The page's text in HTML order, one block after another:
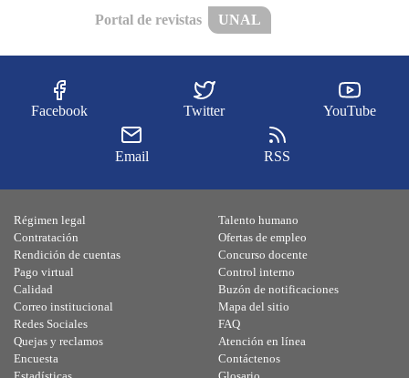
Portal de revistas UNAL
Facebook Twitter YouTube
Email RSS
Régimen legal
Contratación
Rendición de cuentas
Pago virtual
Calidad
Talento humano
Ofertas de empleo
Concurso docente
Control interno
Buzón de notificaciones
Correo institucional
Redes Sociales
Quejas y reclamos
Encuesta
Mapa del sitio
FAQ
Atención en línea
Contáctenos